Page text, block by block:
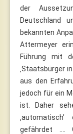
der
Deutschland
bekannten
Attermeyer
Führung mit
‚Staatsbürger
aus den
jedoch für ein
ist. Daher
gefährdet ….